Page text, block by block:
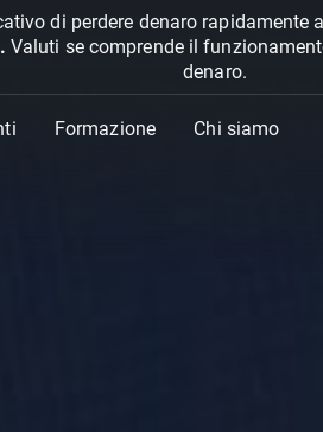
di perdere denaro rapidamente
Valuti se comprende il
denaro.
Formazione Chi siamo